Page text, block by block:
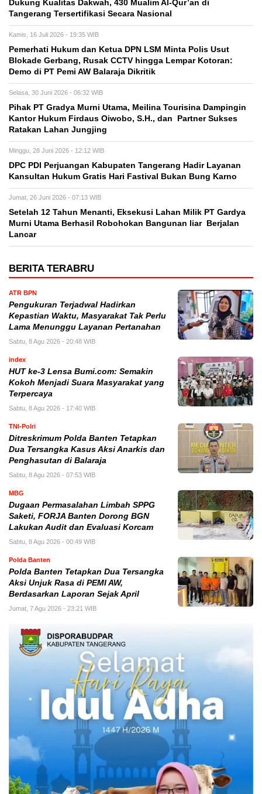
Dukung Kualitas Dakwah, 430 Mualim Al-Qur’an di
Tangerang Tersertifikasi Secara Nasional
Kamis, 16 Juli 2026 - 19:35 WIB
Pemerhati Hukum dan Ketua DPN LSM Minta Polis Usut
Blokade Gerbang, Rusak CCTV hingga Lempar Kotoran:
Demo di PT Pemi AW Balaraja Dikritik
Selasa, 30 Juni 2026 - 06:32 WIB
Pihak PT Gradya Murni Utama, Meilina Tourisina Dampingin
Kantor Hukum Firdaus Oiwobo, S.H., dan Partner Sukses
Ratakan Lahan Jungjing
Minggu, 28 Juni 2026 - 12:12 WIB
DPC PDI Perjuangan Kabupaten Tangerang Hadir Layanan
Kansultan Hukum Gratis Hari Fastival Bukan Bung Karno
Jumat, 26 Juni 2026 - 07:13 WIB
Setelah 12 Tahun Menanti, Eksekusi Lahan Milik PT Gardya
Murni Utama Berhasil Robohokan Bangunan liar Berjalan
Lancar
BERITA TERABRU
ATR BPN
Pengukuran Terjadwal Hadirkan
Kepastian Waktu, Masyarakat Tak Perlu
Lama Menunggu Layanan Pertanahan
Sabtu, 8 Agu 2026 - 20:48 WIB
index
HUT ke-3 Lensa Bumi.com: Semakin
Kokoh Menjadi Suara Masyarakat yang
Terpercaya
Sabtu, 8 Agu 2026 - 17:40 WIB
TNI-Polri
Ditreskrimum Polda Banten Tetapkan
Dua Tersangka Kasus Aksi Anarkis dan
Penghasutan di Balaraja
Sabtu, 8 Agu 2026 - 07:53 WIB
MBG
Dugaan Permasalahan Limbah SPPG
Saketi, FORJA Banten Dorong BGN
Lakukan Audit dan Evaluasi Korcam
Sabtu, 8 Agu 2026 - 00:49 WIB
Polda Banten
Polda Banten Tetapkan Dua Tersangka
Aksi Unjuk Rasa di PEMI AW,
Berdasarkan Laporan Sejak April
Jumat, 7 Agu 2026 - 23:21 WIB